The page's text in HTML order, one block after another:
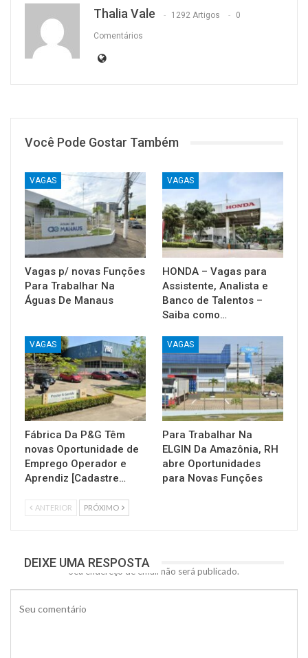
Thalia Vale 1292 Artigos 0
Comentários
Você Pode Gostar Também
VAGAS
Vagas p/ novas Funções
Para Trabalhar Na
Águas De Manaus
VAGAS
HONDA – Vagas para
Assistente, Analista e
Banco de Talentos –
Saiba como…
VAGAS
Fábrica Da P&G Têm
novas Oportunidade de
Emprego Operador e
Aprendiz [Cadastre…
VAGAS
Para Trabalhar Na
ELGIN Da Amazônia, RH
abre Oportunidades
para Novas Funções
ANTERIOR PRÓXIMO
DEIXE UMA RESPOSTA
Seu endereço de email não será publicado.